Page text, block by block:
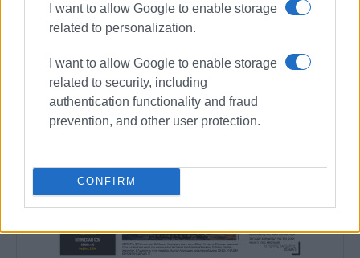
I want to allow Google to enable storage
related to personalization.
I want to allow Google to enable storage
related to security, including
authentication functionality and fraud
prevention, and other user protection.
CONFIRM